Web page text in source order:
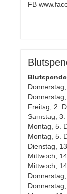
FB
Freitag, 2.
Samstag,
Montag, 5.
Montag, 5.
Dienstag,
Mittwoch,
Mittwoch,